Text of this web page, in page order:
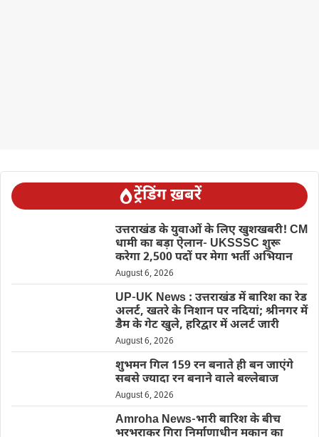
ट्रेंडिंग ख़बरें
उत्तराखंड के युवाओं के लिए खुशखबरी! CM
धामी का बड़ा ऐलान- UKSSSC शुरू
करेगा 2,500 पदों पर मेगा भर्ती अभियान
August 6, 2026
UP-UK News : उत्तराखंड में बारिश का रेड
अलर्ट, खतरे के निशान पर नदियां; श्रीनगर में
डैम के गेट खुले, हरिद्वार में अलर्ट जारी
August 6, 2026
शुभमन गिल 159 रन बनाते ही बन जाएंगे
सबसे ज्यादा रन बनाने वाले बल्लेबाज
August 6, 2026
Amroha News-भारी बारिश के बीच
भरभराकर गिरा निर्माणाधीन मकान का